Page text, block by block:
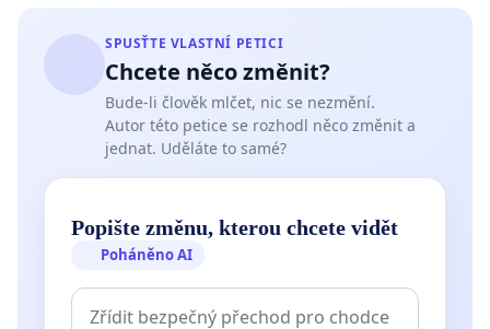
SPUSŤTE VLASTNÍ PETICI
Chcete něco změnit?
Bude-li člověk mlčet, nic se nezmění.
Autor této petice se rozhodl něco změnit a
jednat. Uděláte to samé?
Popište změnu, kterou chcete vidět
Poháněno AI